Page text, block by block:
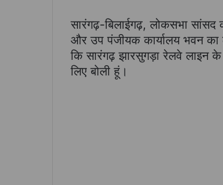
सारंगढ़-बिलाईगढ़, लोकसभा
और उप पंजीयक कार्यालय भवन
कि सारंगढ़ झारसुगड़ा रेलवे लाइन
लिए बोली हूं।